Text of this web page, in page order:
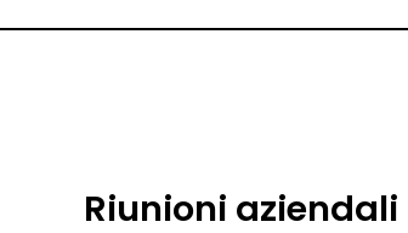
Riunioni aziendali